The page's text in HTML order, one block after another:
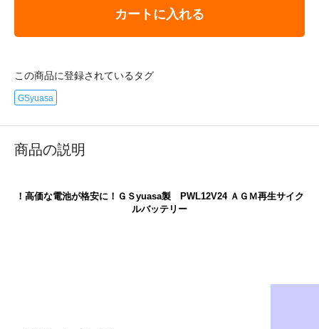
カートに入れる
この商品に登録されているタグ
GSyuasa
商品の説明
！高価な電池が格安に！ＧＳyuasa製 PWL12V24 ＡＧＭ再生サイク
ルバッテリー